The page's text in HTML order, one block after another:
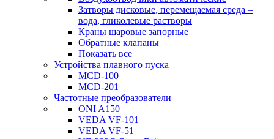
Затворы дисковые, перемещаемая среда –
вода, гликолевые растворы
Краны шаровые запорные
Обратные клапаны
Показать все
Устройства плавного пуска
MCD-100
MCD-201
Частотные преобразователи
ONI A150
VEDA VF-101
VEDA VF-51